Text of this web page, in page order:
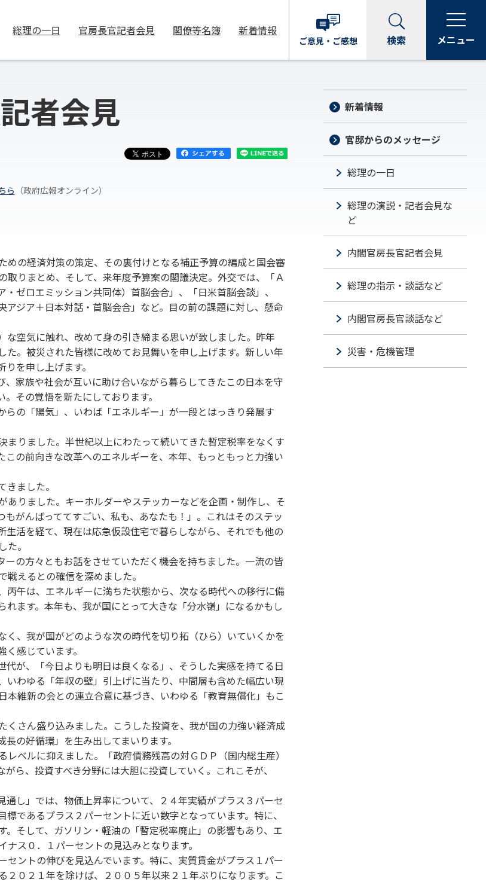
総理の一日 官房長官記者会見 閣僚等名簿 新着情報
ご意見・ ご感想 検索 メニュー
者会見
ら （政府広報オンライン）
の経済対策の策定、その裏付けとなる補正予算の編成と国会審
りまとめ、そして、来年度予算案の閣議決定。外交では、「Ａ
ゼロエミッション共同体）首脳会合」、「日米首脳会談」、
アジア＋日本対話・首脳会合」など。目の前の課題に対し、懸命
空気に触れ、改めて身の引き締まる思いが致しました。昨年
。被災された皆様に改めてお見舞いを申し上げます。新しい年
を申し上げます。
家族や社会が互いに助け合いながら暮らしてきたこの日本を守
その覚悟を新たにしております。
の「陽気」、いわば「エネルギー」が一段とはっきり発展す
りました。半世紀以上にわたって続いてきた暫定税率をなくす
の前向きな改革へのエネルギーを、本年、もっともっと力強い
ました。
りました。キーホルダーやステッカーなどを企画・制作し、そ
がんばっててすごい、私も、あなたも！」。これはそのステッ
活を経て、現在は応急仮設住宅で暮らしながら、それでも他の
。
の方々ともお話をさせていただく機会を持ちました。一流の皆
えるとの確信を深めました。
午は、エネルギーに満ちた状態から、次なる時代への移行に備
ます。本年も、我が国にとって大きな「分水嶺」になるかもし
、我が国がどのような次の時代を切り拓（ひら）いていくかを
感じています。
が、「今日よりも明日は良くなる」、そうした実感を持てる日
わゆる「年収の壁」引上げに当たり、中間層も含めた幅広い現
維新の会との連立合意に基づき、いわゆる「教育無償化」もこ
さん盛り込みました。こうした投資を、我が国の力強い経済成
の好循環」を生み出してまいります。
ベルに抑えました。「政府債務残高の対ＧＤＰ（国内総生産）
ら、投資すべき分野には大胆に投資していく。これこそが、
し」では、物価上昇率について、２４年実績がプラス３パーセ
であるプラス２パーセントに近い数字となっています。特に、
そして、ガソリン・軽油の「暫定税率廃止」の影響もあり、エ
ス０．１パーセントの見込みとなります。
ントの伸びを見込んでいます。特に、実質賃金がプラス１パー
０２１年を除けば、２００５年以来２１年ぶりになります。こ
新着情報
官邸からのメッセージ
総理の一日
総理の演説・記者会見な
ど
内閣官房長官記者会見
総理の指示・談話など
内閣官房長官談話など
災害・危機管理